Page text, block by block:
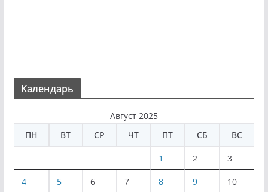
Календарь
Август 2025
ПН
ВТ СР ЧТ ПТ СБ ВС
1 2 3
4 5 6 7 8 9 10